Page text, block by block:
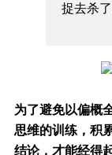
捉去杀了
为了避免以偏概
思维的训练，积
结论，才能经得